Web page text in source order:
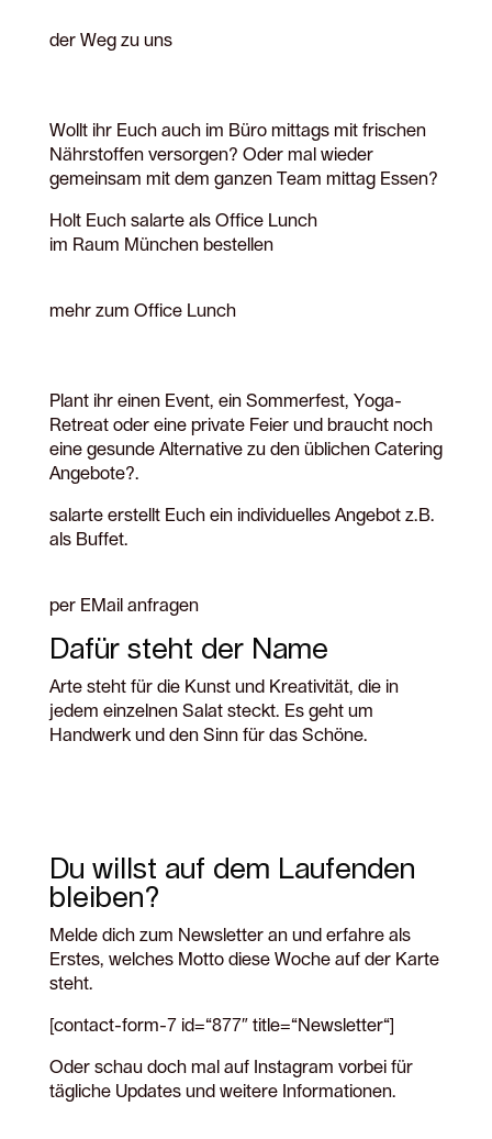
der Weg zu uns
Wollt ihr Euch auch im Büro mittags mit frischen
Nährstoffen versorgen? Oder mal wieder
gemeinsam mit dem ganzen Team mittag Essen?
Holt Euch salarte als Office Lunch
im Raum München bestellen
mehr zum Office Lunch
Plant ihr einen Event, ein Sommerfest, Yoga-
Retreat oder eine private Feier und braucht noch
eine gesunde Alternative zu den üblichen Catering
Angebote?.
salarte erstellt Euch ein individuelles Angebot z.B.
als Buffet.
per EMail anfragen
Dafür steht der Name
Arte steht für die Kunst und Kreativität, die in
jedem einzelnen Salat steckt. Es geht um
Handwerk und den Sinn für das Schöne.
Du willst auf dem Laufenden
bleiben?
Melde dich zum Newsletter an und erfahre als
Erstes, welches Motto diese Woche auf der Karte
steht.
[contact-form-7 id=“877″ title=“Newsletter“]
Oder schau doch mal auf Instagram vorbei für
tägliche Updates und weitere Informationen.